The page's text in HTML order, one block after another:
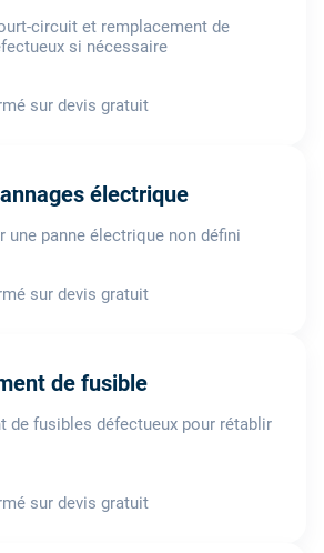
circuit et remplacement de
si nécessaire
sur devis gratuit
électrique
une panne électrique non défini
sur devis gratuit
de fusible
de fusibles défectueux pour rétablir
sur devis gratuit